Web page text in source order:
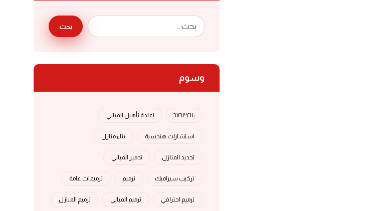
بحث
وسوم
٦٧٦٣٢١١٠ إعادة تأهيل المباني
استشارات هندسية بناء منازل
تجديد المنازل تدمير المباني
تركيب سيراميك ترميم ترميمات عامة
ترميم احترافي ترميم المباني ترميم المنازل